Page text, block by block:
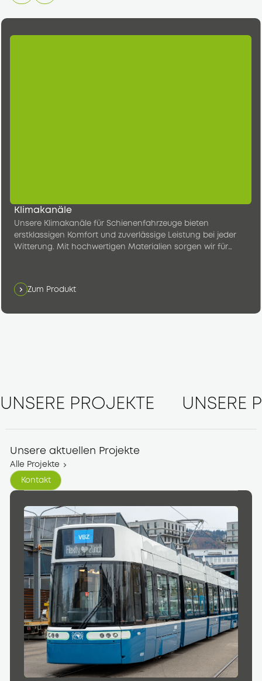
Klimakanäle
Unsere Klimakanäle für Schienenfahrzeuge bieten
erstklassigen Komfort und zuverlässige Leistung bei jeder
Witterung. Mit hochwertigen Materialien sorgen wir für
Zum Produkt
UNSERE PROJEKTE UNSERE
Unsere aktuellen Projekte
Alle Projekte
Kontakt
Kontakt